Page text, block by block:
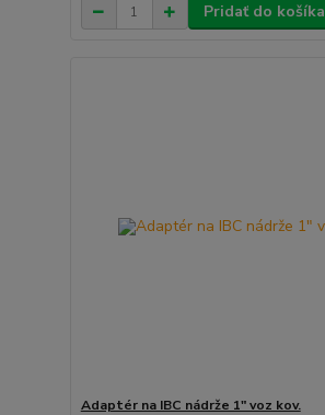
Pridať do košíka
Adaptér na IBC nádrže 1" voz kov.